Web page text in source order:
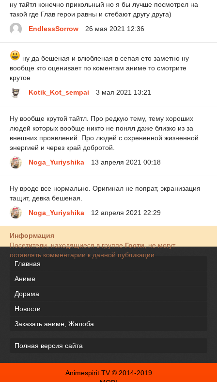
ну тайтл конечно прикольный но я бы лучше посмотрел на
такой где Глав герои равны и стебают другу друга)
EndlessSorrow
26 мая 2021 12:36
ну да бешеная и влюбленая в сепая ето заметно ну
вообще кто оценивает по коментам аниме то смотрите
крутое
Kotik_Kot_sempai
3 мая 2021 13:21
Ну вообще крутой тайтл. Про редкую тему, тему хороших
людей которых вообще никто не понял даже близко из за
внешних проявлений. Про людей с охрененной жизненной
энергией и через край добротой.
Noga_Yuriyshika
13 апреля 2021 00:18
Ну вроде все нормально. Оригинал не попрат, экранизация
тащит, девка бешеная.
Noga_Yuriyshika
12 апреля 2021 22:29
Информация
Посетители, находящиеся в группеГости, не могут
оставлять комментарии к данной публикации.
Главная
Аниме
Дорама
Новости
Заказать аниме, Жалоба
Полная версия сайта
Animespirit.TV © 2014-2019